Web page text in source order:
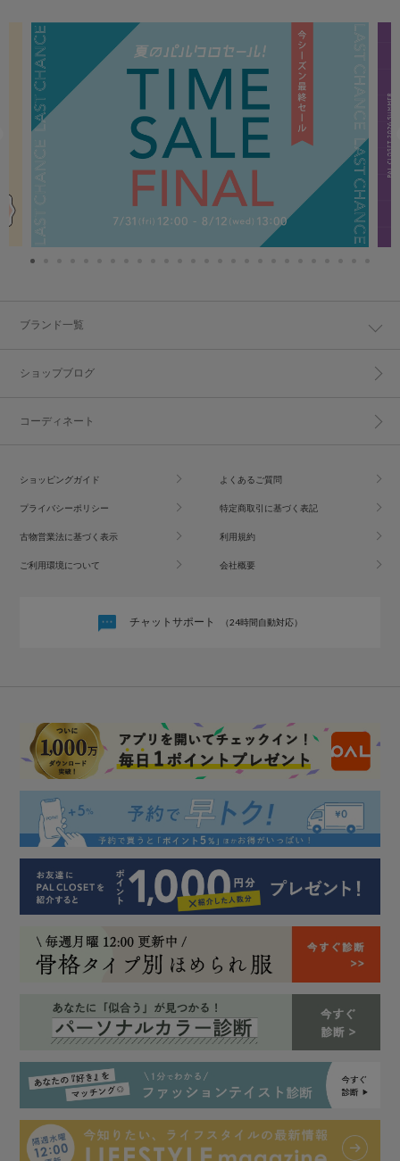
ブランド一覧
ショップブログ
コーディネート
ショッピングガイド よくあるご質問
プライバシーポリシー 特定商取引に基づく表記
古物営業法に基づく表示 利用規約
ご利用環境について 会社概要
チャットサポート （24時間自動対応）